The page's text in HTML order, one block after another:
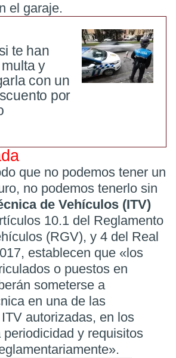
el garaje.
te han
y
con un
por
que no podemos tener un
no podemos tenerlo sin
de Vehículos (ITV)
10.1 del Reglamento
(RGV), y 4 del Real
establecen que «los
o puestos en
someterse a
en una de las
autorizadas, en los
y requisitos